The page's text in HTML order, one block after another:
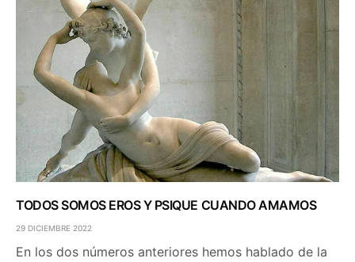
TODOS SOMOS EROS Y PSIQUE CUANDO AMAMOS
29 DICIEMBRE 2022
En los dos números anteriores hemos hablado de la